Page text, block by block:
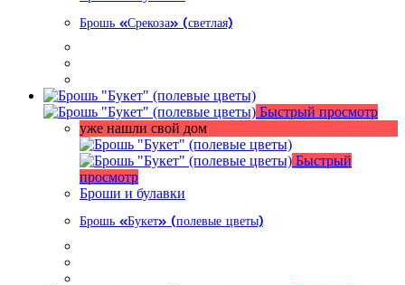
Брошь «Срекоза» (светлая)
Быстрый просмотр
уже нашли свой дом
Быстрый
просмотр
Броши и булавки
Брошь «Букет» (полевые цветы)